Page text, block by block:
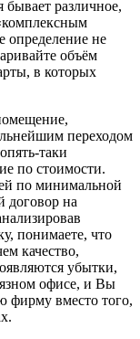
различное,
определение не
объём
в которых
переходом
таки
по стоимости.
по минимальной
договор на
понимаете, что
качество,
убытки,
офисе, и Вы
фирму вместо того,